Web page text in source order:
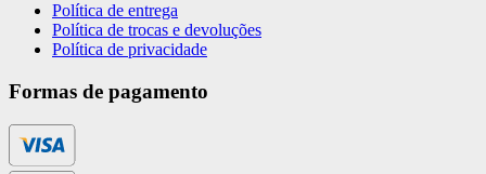
Política de entrega
Política de trocas e devoluções
Política de privacidade
Formas de pagamento